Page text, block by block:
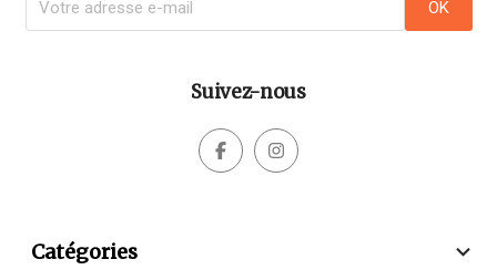
Suivez-nous
 
Catégories 